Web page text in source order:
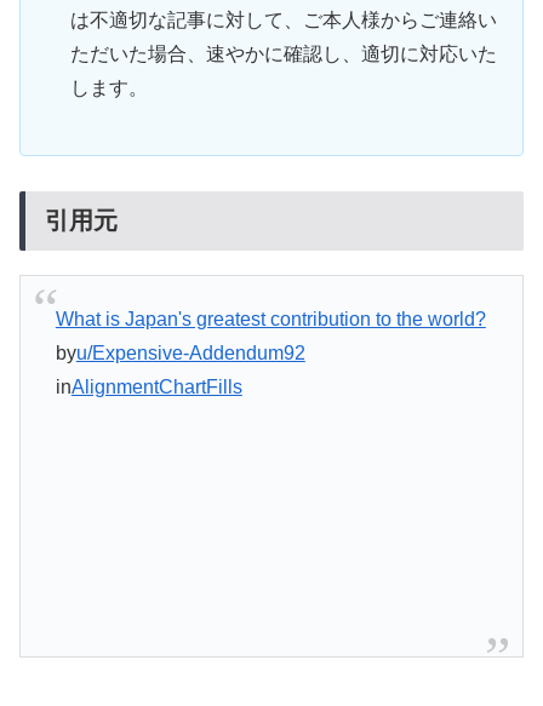
は不適切な記事に対して、ご本人様からご連絡い
ただいた場合、速やかに確認し、適切に対応いた
します。
引用元
What is Japan's greatest contribution to the world?
byu/Expensive-Addendum92
inAlignmentChartFills